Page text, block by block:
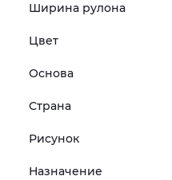
Ширина рулона
Цвет
Основа
Страна
Рисунок
Назначение